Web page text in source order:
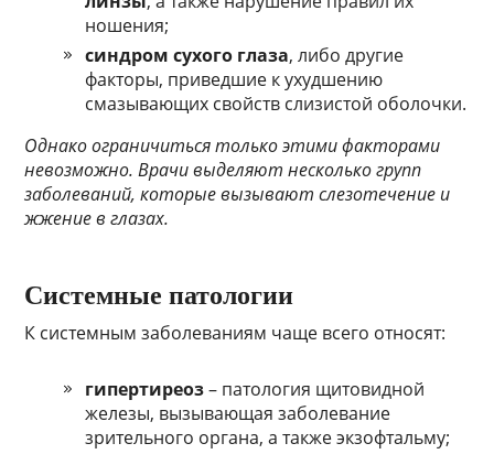
ношения;
синдром сухого глаза, либо другие
факторы, приведшие к ухудшению
смазывающих свойств слизистой оболочки.
Однако ограничиться только этими факторами
невозможно. Врачи выделяют несколько групп
заболеваний, которые вызывают слезотечение и
жжение в глазах.
Системные патологии
К системным заболеваниям чаще всего относят:
гипертиреоз– патология щитовидной
железы, вызывающая заболевание
зрительного органа, а также экзофтальму;